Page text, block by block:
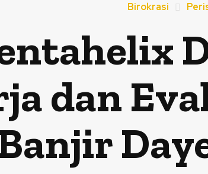
Birokrasi
dan